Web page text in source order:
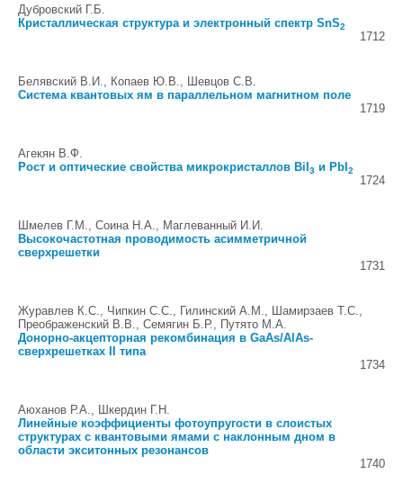
Дубровский Г.Б.
Кристаллическая структура и электронный спектр SnS2
1712
Белявский В.И., Копаев Ю.В., Шевцов С.В.
Система квантовых ям в параллельном магнитном поле
1719
Агекян В.Ф.
Рост и оптические свойства микрокристаллов BiI 3 и PbI 2
1724
Шмелев Г.М., Соина Н.А., Маглеванный И.И.
Высокочастотная проводимость асимметричной
сверхрешетки
1731
Журавлев К.С., Чипкин С.С., Гилинский А.М., Шамирзаев Т.С.,
Преображенский В.В., Семягин Б.Р., Путято М.А.
Донорно-акцепторная рекомбинация в GaAs/AlAs-
сверхрешетках II типа
1734
Аюханов Р.А., Шкердин Г.Н.
Линейные коэффициенты фотоупругости в слоистых
структурах с квантовыми ямами с наклонным дном в
области экситонных резонансов
1740